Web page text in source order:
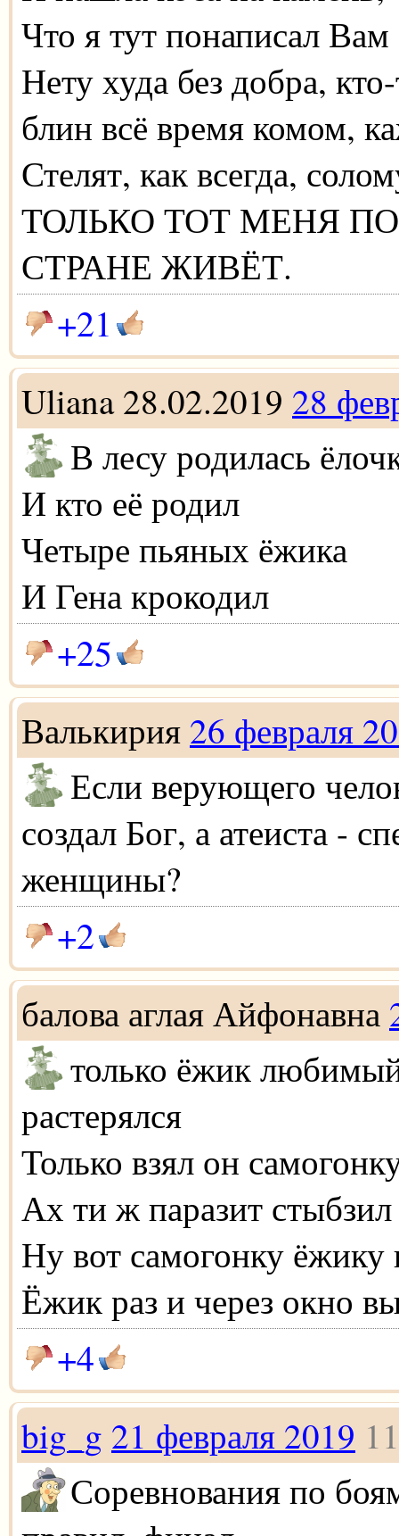
Что я тут понаписал
Нету худа без добра,
блин всё время комом,
Стелят, как всегда,
ТОЛЬКО ТОТ МЕНЯ
СТРАНЕ ЖИВЁТ.
+21
Uliana 28.02.2019 28
В лесу родилась
И кто её родил
Четыре пьяных ёжика
И Гена крокодил
+25
Валькирия 26 февраля
Если верующего
создал Бог, а атеиста -
женщины?
+2
балова аглая Айфонавна
только ёжик
растерялся
Только взял он
Ах ти ж паразит
Ну вот самогонку
Ёжик раз и через окно
+4
big_g 21 февраля 2019
Соревнования по